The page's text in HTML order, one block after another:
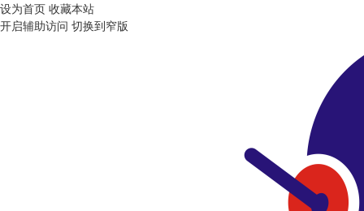
设为首页 收藏本站
开启辅助访问 切换到窄版